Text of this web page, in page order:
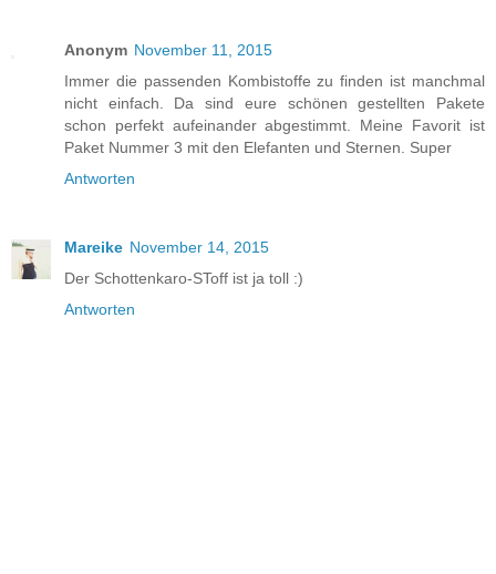
Anonym November 11, 2015
Immer die passenden Kombistoffe zu finden ist manchmal
nicht einfach. Da sind eure schönen gestellten Pakete
schon perfekt aufeinander abgestimmt. Meine Favorit ist
Paket Nummer 3 mit den Elefanten und Sternen. Super
Antworten
Mareike November 14, 2015
Der Schottenkaro-SToff ist ja toll :)
Antworten